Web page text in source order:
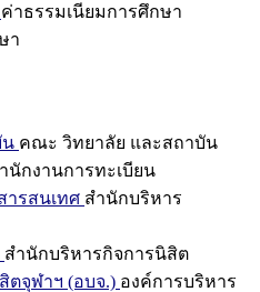
ค่าธรรมเนียมการศึกษา
า
น คณะ วิทยาลัย และสถาบัน
นักงานการทะเบียน
ารสนเทศ สำนักบริหาร
สำนักบริหารกิจการนิสิต
ตจุฬาฯ (อบจ.) องค์การบริหาร